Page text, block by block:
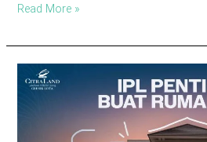
Read More »
Apa
IPL